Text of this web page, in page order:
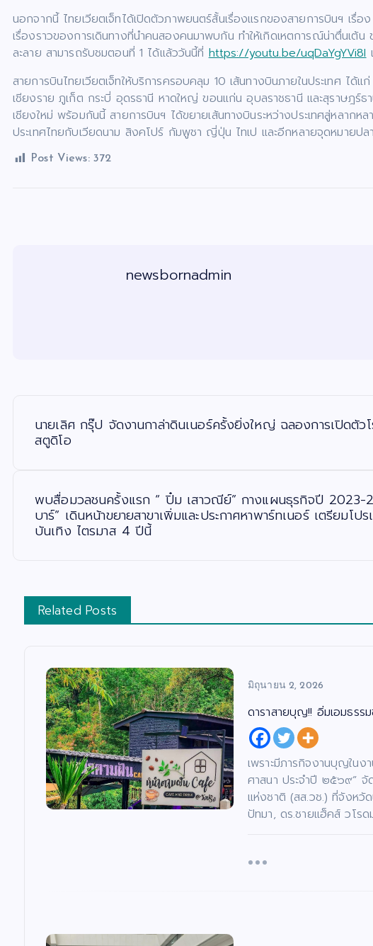
นอกจากนี้ ไทยเวียตเจ็ทได้เปิดตัวภาพยนตร์สั้นเรื่องแรกของสายการบินฯ เรื่อ
เรื่องราวของการเดินทางที่นำคนสองคนมาพบกัน ทำให้เกิดเหตการณ์น่าตื่นเต้
ละลาย สามารถรับชมตอนที่ 1 ได้แล้ววันนี้ที่https://youtu.be/uqDaYgYVi8I
สายการบินไทยเวียตเจ็ทให้บริการครอบคลุม 10 เส้นทางบินภายในประเทศ ไ
เชียงราย ภูเก็ต กระบี่ อุดรธานี หาดใหญ่ ขอนแก่น อุบลราชธานี และสุราษฎร์
เชียงใหม่ พร้อมกันนี้ สายการบินฯ ได้ขยายเส้นทางบินระหว่างประเทศสู่หลาก
ประเทศไทยกับเวียดนาม สิงคโปร์ กัมพูชา ญี่ปุ่น ไทเป และอีกหลายจุดหมายป
Post Views: 372
newsbornadmin
นายเลิศ กรุ๊ป จัดงานกาล่าดินเนอร์ครั้งยิ่งใหญ่ ฉลองการเปิดตั
สตูดิโอ
พบสื่อมวลชนครั้งแรก “ ปิ๋ม เสาวณีย์” กางแผนธุรกิจปี 2023-
บาร์” เดินหน้าขยายสาขาเพิ่มและประกาศหาพาร์ทเนอร์ เตรียมโ
บันเทิง ไตรมาส 4 ปีนี้
Related Posts
มิถุนายน 2, 2026
ดาราสายบุญ!! อิ่มเอมธรร
เพราะมีภารกิจงานบุญในง
ศาสนา ประจำปี ๒๕๖๙”
แห่งชาติ (สส.วช.) ที่จังหวั
ปัทมา, ดร.ชายแฮ็คส์ วโร